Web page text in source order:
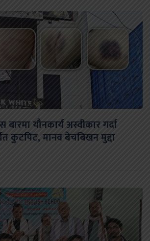
यौनकार्य अस्वीकार गर्दा
कुटपिट, मानव बेचबिखन मुद्दा